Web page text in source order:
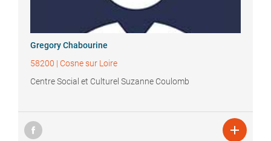
GregoryChabourine
58200 | Cosne sur Loire
Centre Social et Culturel Suzanne Coulomb
